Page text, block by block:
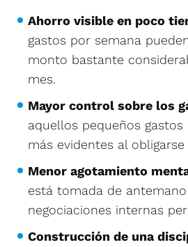
Ahorro visible en poco
gastos por semana
monto bastante
mes.
Mayor control sobre los
aquellos pequeños gastos
más evidentes al
Menor agotamiento
está tomada de
negociaciones internas
Construcción de una